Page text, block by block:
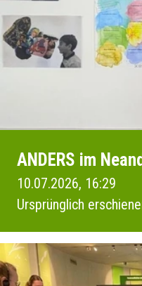
ANDERS im
10.07.2026, 16:29
Ursprünglich